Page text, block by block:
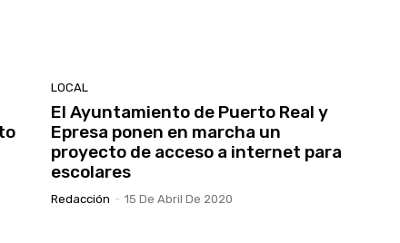
LOCAL
El Ayuntamiento de Puerto Real y
Epresa ponen en marcha un
proyecto de acceso a internet para
escolares
Redacción - 15 De Abril De 2020